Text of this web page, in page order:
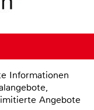
Informationen
Angebote